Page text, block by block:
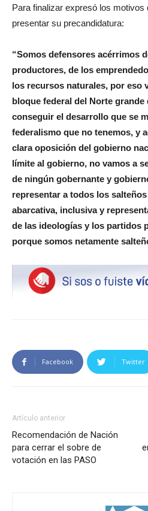
Para finalizar expresó los motivos
presentar su precandidatura:
“Somos defensores acérrimos
productores, de los
los recursos naturales, por eso
bloque federal del Norte grande
conseguir el desarrollo que se
federalismo que no tenemos, y
clara oposición del gobierno
límite al gobierno, no vamos a
de ningún gobernante y
representar a todos los
abarcativa, inclusiva y
de las ideologías y los partidos
porque somos netamente
Facebook Twitter
Artículo anterior
Recomendación de Nación
para cerrar el sobre de
votación en las PASO